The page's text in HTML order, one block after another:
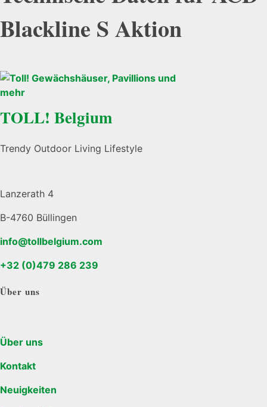
Blackline S Aktion
TOLL! Belgium
Trendy Outdoor Living Lifestyle
Lanzerath 4
B-4760 Büllingen
info@tollbelgium.com
+32 (0)479 286 239
Über uns
Über uns
Kontakt
Neuigkeiten